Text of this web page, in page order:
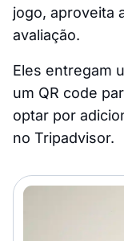
jogo, aproveita
avaliação.
Eles entregam
um QR code
optar por
no Tripadvisor.